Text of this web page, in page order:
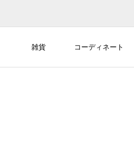
雑貨 コーディネート